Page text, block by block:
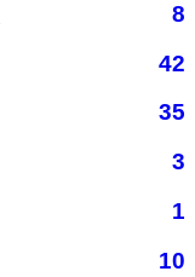
8
42
35
3
1
10